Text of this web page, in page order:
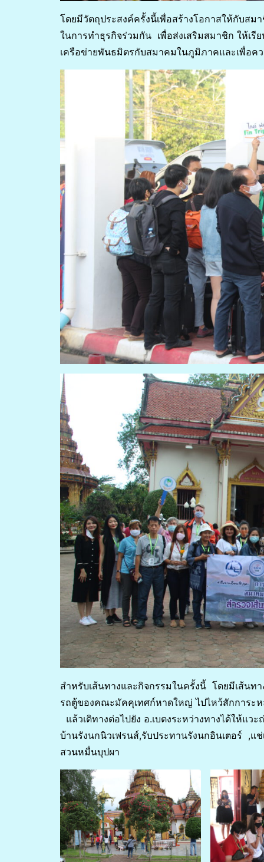
โดยมีวัตถุประสงค์ครั้งนี้เพื่อสร้างโอกาสให้กับส
ในการทำธุรกิจร่วมกัน เพื่อส่งเสริมสมาชิก ให้เรี
เครือข่ายพันธมิตรกับสมาคมในภูมิภาคและเพื่อ
สำหรับเส้นทางและกิจกรรมในครั้งนี้ โดยมีเส้นท
รถตู้ของคณะมัคคุเทศก์หาดใหญ่ ไปไหว้สักการะ
แล้วเดิทางต่อไปยัง อ.เบตงระหว่างทางได้ให้แว
บ้านรังนกนิวเฟรนส์,รับประทานรังนกอินเตอร์ ,
สวนหมื่นบุปผา